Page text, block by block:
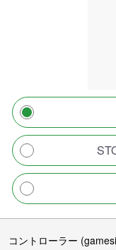
コントローラー